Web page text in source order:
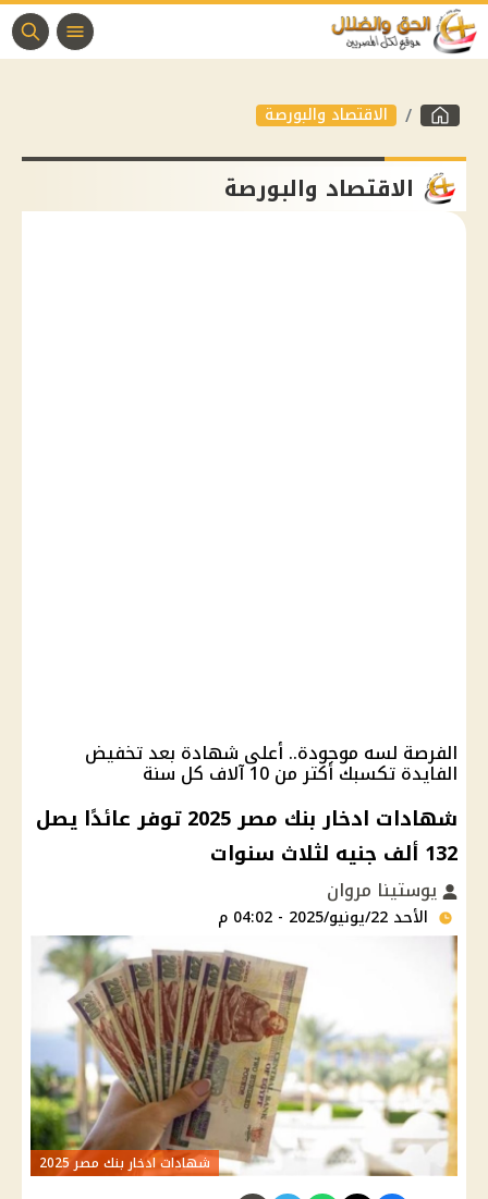
الاقتصاد والبورصة
الاقتصاد والبورصة
الفرصة لسه موجودة.. أعلى شهادة بعد تخفيض
الفايدة تكسبك أكتر من 10 آلاف كل سنة
شهادات ادخار بنك مصر 2025 توفر عائدًا يصل
132 ألف جنيه لثلاث سنوات
يوستينا مروان
الأحد 22/يونيو/2025 - 04:02 م
شهادات ادخار بنك مصر 2025